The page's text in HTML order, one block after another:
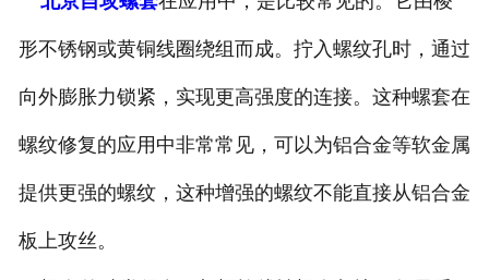
形不锈钢或黄铜线圈绕组而成。拧入螺纹孔时，通过
向外膨胀力锁紧，实现更高强度的连接。这种螺套在
螺纹修复的应用中非常常见，可以为铝合金等软金属
提供更强的螺纹，这种增强的螺纹不能直接从铝合金
板上攻丝。